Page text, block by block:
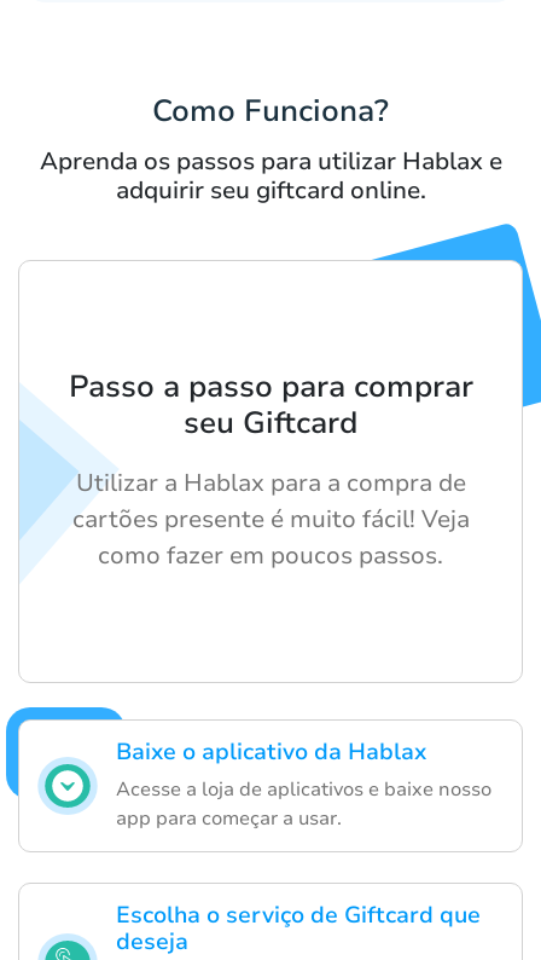
Como Funciona?
Aprenda os passos para utilizar Hablax e
adquirir seu giftcard online.
Baixe o aplicativo da Hablax
Acesse a loja de aplicativos e baixe nosso
app para começar a usar.
Escolha o serviço de Giftcard que
deseja
Passo a passo para comprar
seu Giftcard
Utilizar a Hablax para a compra de
cartões presente é muito fácil! Veja
como fazer em poucos passos.